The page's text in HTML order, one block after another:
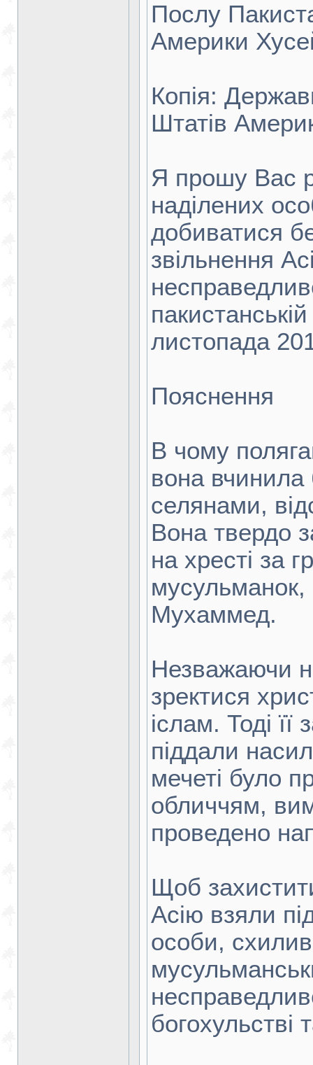
Послу
Америки
Копія:
Штатів
Я прошу Вас
наділених
добиватися
звільнення
листопада
Пояснення
В чому
вона вчинила
селянами,
Вона твердо
на хресті за
Мухаммед.
Незважаючи
зректися
іслам. Тоді
піддали
мечеті було
обличчям,
проведено
Щоб
Асію взяли
особи,
богохульстві